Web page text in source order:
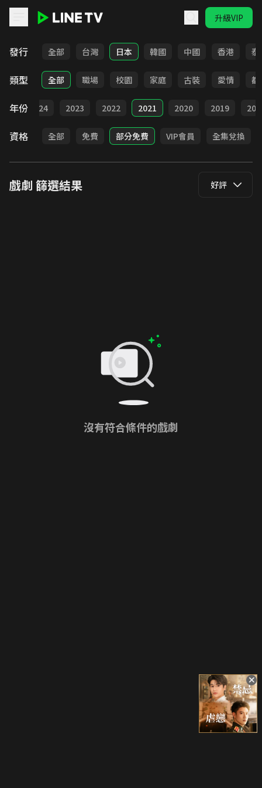
升級VIP
發行 全部 台灣 日本 韓國 中國 香港 泰
類型 全部 職場 校園 家庭 古裝 愛情 都
年份 2024 2023 2022 2021 2020 2019
資格 全部 免費 部分免費 VIP會員 全集兌換
戲劇 篩選結果 好評
沒有符合條件的戲劇